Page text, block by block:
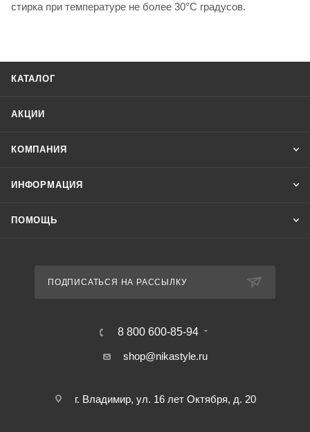
стирка при температуре не более 30°С градусов.
КАТАЛОГ
АКЦИИ
КОМПАНИЯ
ИНФОРМАЦИЯ
ПОМОЩЬ
ПОДПИСАТЬСЯ НА РАССЫЛКУ
8 800 600-85-94
shop@nikastyle.ru
г. Владимир, ул. 16 лет Октября, д. 20